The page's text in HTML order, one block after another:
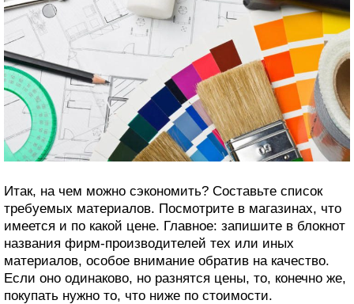
Итак, на чем можно сэкономить? Составьте список
требуемых материалов. Посмотрите в магазинах, что
имеется и по какой цене. Главное: запишите в блокнот
названия фирм-производителей тех или иных
материалов, особое внимание обратив на качество.
Если оно одинаково, но разнятся цены, то, конечно же,
покупать нужно то, что ниже по стоимости.